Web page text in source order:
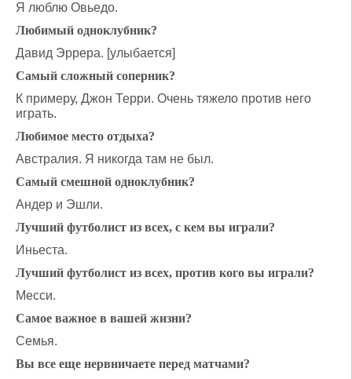
Я люблю Овьедо.
Любимый одноклубник?
Давид Эррера. [улыбается]
Самый сложный соперник?
К примеру, Джон Терри. Очень тяжело против него
играть.
Любимое место отдыха?
Австралия. Я никогда там не был.
Самый смешной одноклубник?
Андер и Эшли.
Лучший футболист из всех, с кем вы играли?
Иньеста.
Лучший футболист из всех, против кого вы играли?
Месси.
Самое важное в вашей жизни?
Семья.
Вы все еще нервничаете перед матчами?